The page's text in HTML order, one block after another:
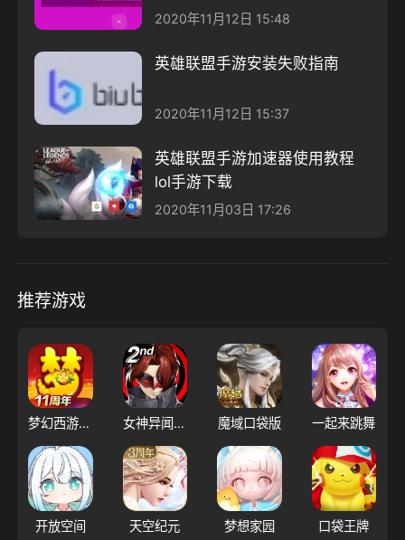
2020年11月12日 15:48
英雄联盟手游安装失败指南
2020年11月12日 15:37
英雄联盟手游加速器使用教程
lol手游下载
2020年11月03日 17:26
推荐游戏
梦幻西游（大陆服） 女神异闻录：夜幕魅影 魔域口袋版 一起来跳舞
开放空间 天空纪元 梦想家园 口袋王牌